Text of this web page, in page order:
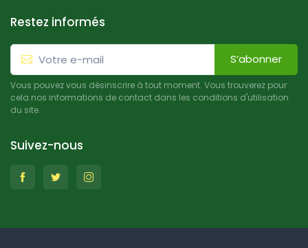
Restez informés
S’abonner
Vous pouvez vous désinscrire à tout moment. Vous trouverez pour
cela nos informations de contact dans les conditions d'utilisation
du site.
Suivez-nous